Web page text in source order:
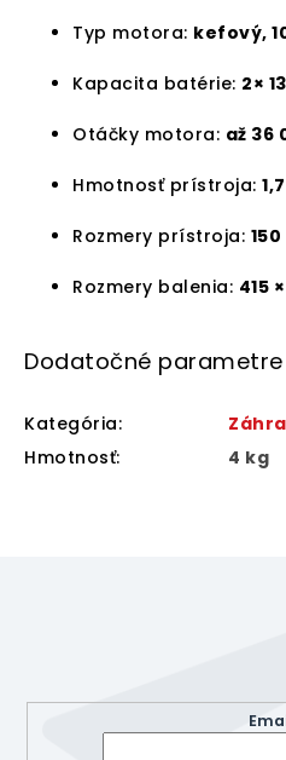
Typ motora: kefový,
Kapacita batérie: 2×
Otáčky motora: až 36
Hmotnosť prístroja:
Rozmery prístroja:
Rozmery balenia: 415
Dodatočné parametre
Kategória:
Hmotnosť: 4 kg